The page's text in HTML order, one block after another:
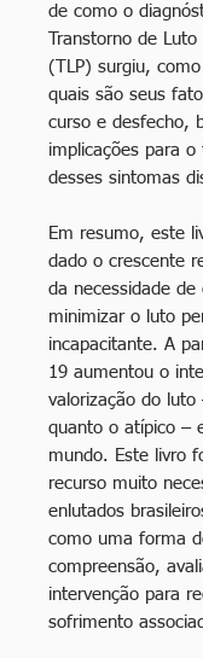
de como o
Transtorno de
(TLP) surgiu,
quais são seus
curso e desfecho,
implicações para
desses sintomas
Em resumo, este
dado o crescente
da necessidade de
minimizar o luto
incapacitante. A
19 aumentou o
valorização do
quanto o atípico –
mundo. Este livro
recurso muito
enlutados
como uma forma
compreensão,
intervenção para
sofrimento